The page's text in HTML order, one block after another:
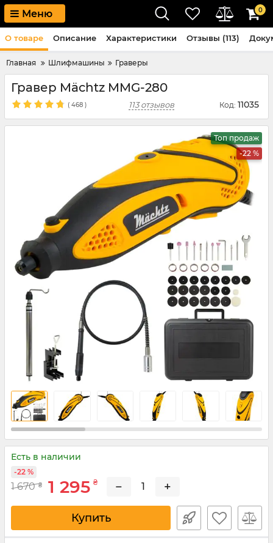
Меню 0
Главная Шлифмашины Граверы
Гравер Mächtz MMG-280
( 468 ) 113 отзывов Код: 11035
Топ продаж
-22 %
Есть в наличии
1 670 ₴ 1 295 ₴
-22 %
− +
Купить
О товаре Описание Характеристики Отзывы (113)